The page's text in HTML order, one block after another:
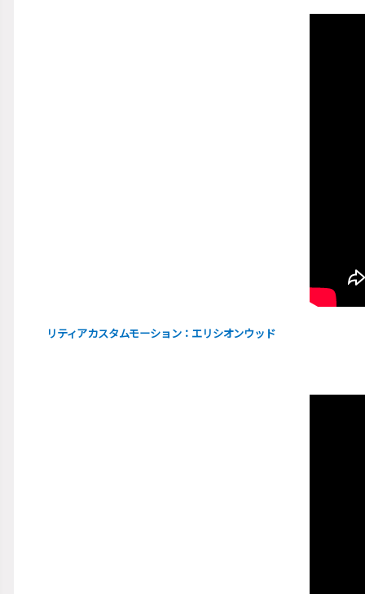
リティアカスタムモーション： エリシオンウッド